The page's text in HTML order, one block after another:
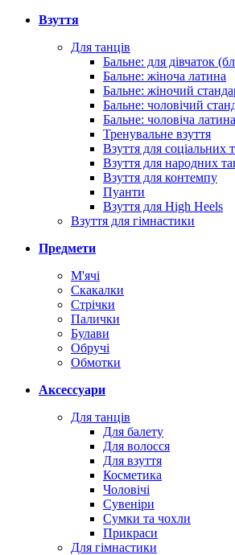
Взуття
Для танців
Бальне: для дівчаток
Бальне: жіноча латина
Бальне: жіночий
Бальне: чоловічий
Бальне: чоловіча латина
Тренувальне взуття
Взуття для соціальних
Взуття для народних
Взуття для контемпу
Пуанти
Взуття для High Heels
Взуття для гімнастики
Предмети
М'ячі
Скакалки
Стрічки
Палички
Булави
Обручі
Обмотки
Аксессуари
Для танців
Для балету
Для волосся
Для взуття
Косметика
Чоловічі
Сувеніри
Сумки та чохли
Прикраси
Для гімнастики